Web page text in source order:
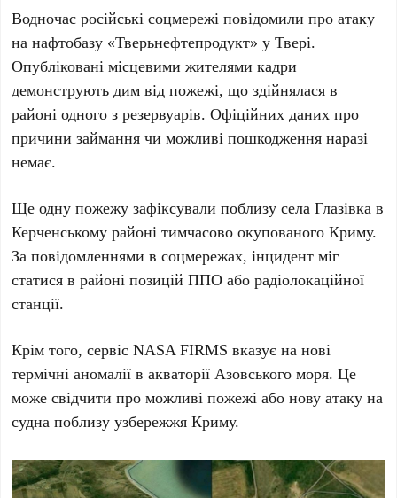
Водночас російські соцмережі повідомили про атаку
на нафтобазу «Тверьнефтепродукт» уТвері.
Опубліковані місцевими жителями кадри
демонструють дим від пожежі, що здійнялася в
районі одного з резервуарів. Офіційних даних про
причини займання чи можливі пошкодження наразі
немає.
Ще одну пожежу зафіксували поблизу селаГлазівка в
Керченському районі тимчасово окупованогоКриму.
За повідомленнями в соцмережах, інцидент міг
статися в районі позиційППО або радіолокаційної
станції.
Крім того, сервісNASA FIRMS вказує на нові
термічні аномалії в акваторії Азовського моря. Це
може свідчити про можливі пожежі або нову атаку на
судна поблизу узбережжяКриму.